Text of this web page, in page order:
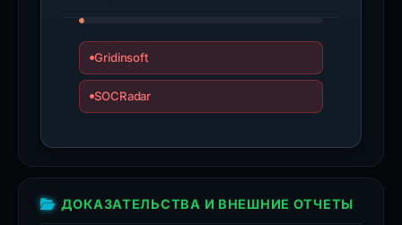
Gridinsoft
SOCRadar
ДОКАЗАТЕЛЬСТВА И ВНЕШНИЕ ОТЧЕТЫ